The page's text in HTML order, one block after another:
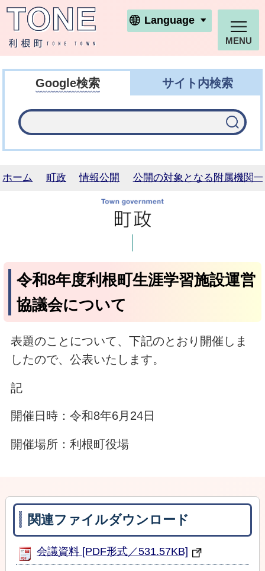
利根町ホームページ
Language
MENU
Google検索 サイト内検索
ホーム 町政 情報公開 公開の対象となる附属機関
令和8年度利根町生涯学習施設運営
協議会について
表題のことについて、下記のとおり開催しま
したので、公表いたします。
記
開催日時：令和8年6月24日
開催場所：利根町役場
関連ファイルダウンロード
会議資料 [PDF形式／531.57KB]